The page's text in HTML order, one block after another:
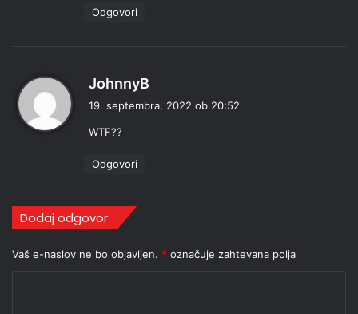
Odgovori
JohnnyB
19. septembra, 2022 ob 20:52
WTF??
Odgovori
Dodaj odgovor
Vaš e-naslov ne bo objavljen. * označuje zahtevana polja